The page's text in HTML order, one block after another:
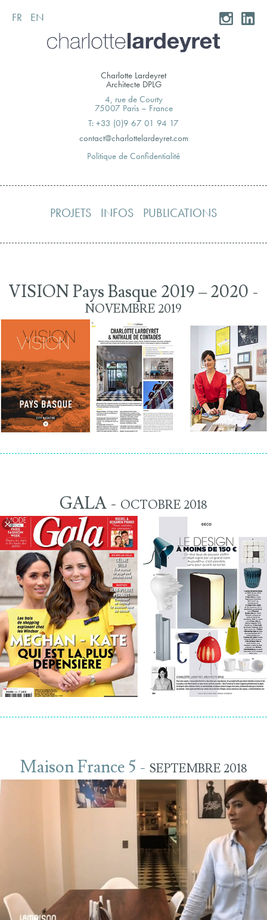
Skip
to
FR EN
Charlotte Lardeyret
Architecte DPLG
4, rue de Courty
75007 Paris – France
T: +33 (0)9 67 01 94 17
moc.teryedralettolrahc@tcatnoc
Politique de Confidentialité
PROJETS INFOS PUBLICATIONS
VISION Pays Basque 2019 – 2020 -
NOVEMBRE 2019
GALA - OCTOBRE 2018
Maison France 5 - SEPTEMBRE 2018